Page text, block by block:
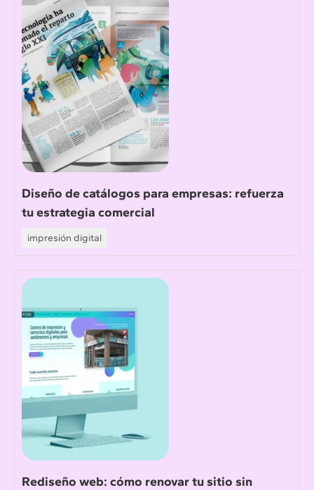
Diseño de catálogos para empresas: refuerza
tu estrategia comercial
impresión digital
Rediseño web: cómo renovar tu sitio sin